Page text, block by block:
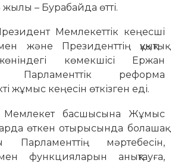
– Бурабайда өтті.
Мемлекеттік кеңесші
және Президенттің құқықтық
көмекшісі Ержан
Парламенттік реформа
жұмыс кеңесін өткізген еді.
басшысына Жұмыс
өткен отырысында болашақ
Парламенттің мәртебесін,
мен функцияларын анықтауға,